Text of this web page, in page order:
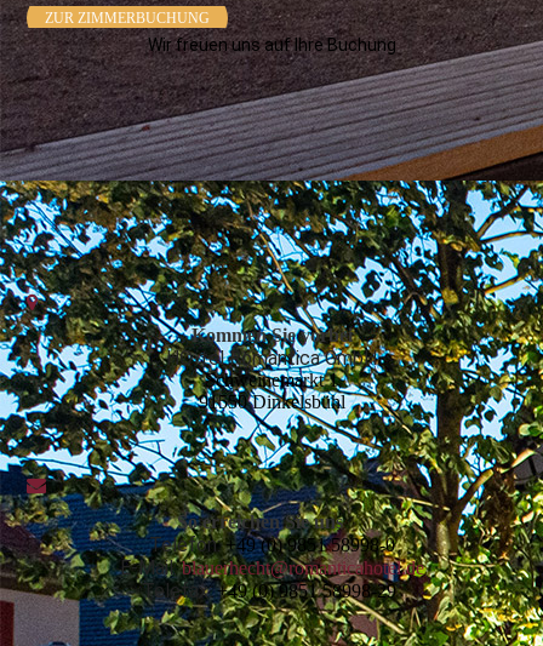
ZUR ZIMMERBUCHUNG
Wir freuen uns auf Ihre Buchung
Kommen Sie vorbei
HO-tel Romantica GmbH
Schweinemarkt 1
91550 Dinkelsbühl
So erreichen Sie uns
Telefon: +49 (0) 9851 58998-0
E-Mail: blauerhecht@romanticahotel.de
Telefax:+49 (0) 9851 58998-29